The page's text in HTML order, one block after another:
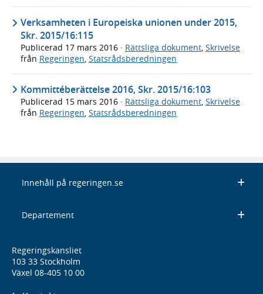
Verksamheten i Europeiska unionen under 2015,
Skr. 2015/16:115
Publicerad 17 mars 2016 · Rättsliga dokument, Skrivelse
från Regeringen, Statsrådsberedningen
Kommittéberättelse 2016, Skr. 2015/16:103
Publicerad 15 mars 2016 · Rättsliga dokument, Skrivelse
från Regeringen, Statsrådsberedningen
Innehåll på regeringen.se
Departement
Regeringskansliet
103 33 Stockholm
Växel 08-405 10 00